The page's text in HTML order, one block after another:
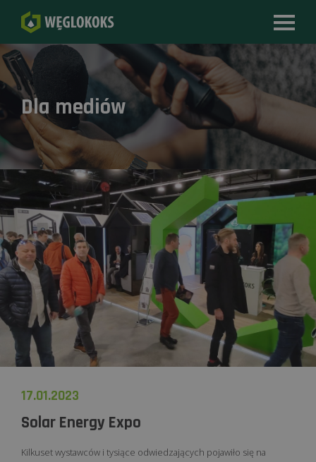
Dla mediów
17.01.2023
Solar Energy Expo
Kilkuset wystawców i tysiące odwiedzających pojawiło się na